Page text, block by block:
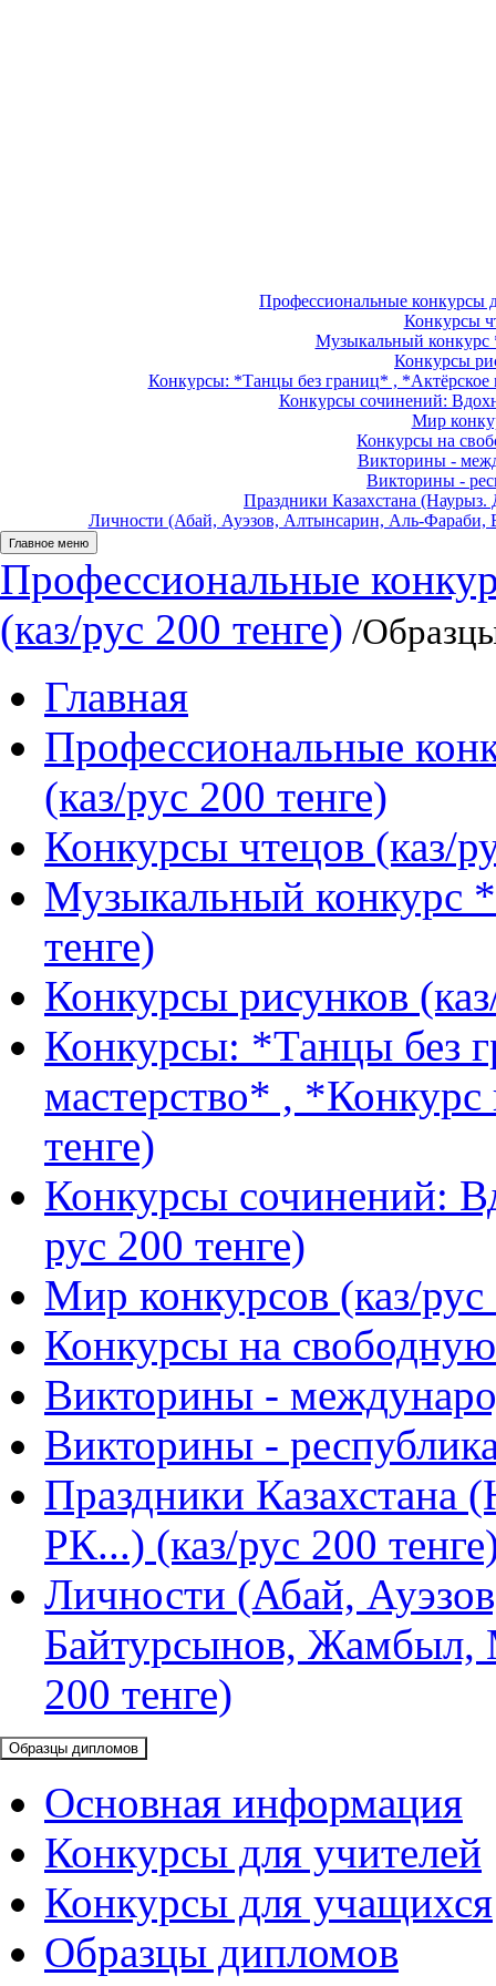
Профессиональные конкурсы
Конкурсы
Музыкальный конкурс
Конкурсы
Конкурсы: *Танцы без границ* , *Актёрское
Конкурсы сочинений:
Мир
Конкурсы на
Викторины -
Викторины -
Праздники Казахстана (Наурыз.
Личности (Абай, Ауэзов, Алтынсарин, Аль-Фараби,
Главное меню
Профессиональные
(каз/рус 200 тенге) /
Главная
Профессиональные
(каз/рус 200 тенге)
Конкурсы чтецов (каз/
Музыкальный конкурс
тенге)
Конкурсы рисунков
Конкурсы: *Танцы без
мастерство* , *Конкурс
тенге)
Конкурсы сочинений:
рус 200 тенге)
Мир конкурсов (каз/рус
Конкурсы на
Викторины -
Викторины -
Праздники Казахстана
РК...) (каз/рус 200
Личности (Абай,
Байтурсынов, Жамбыл,
200 тенге)
Образцы дипломов
Основная информация
Конкурсы для учителей
Конкурсы для учащихся
Образцы дипломов